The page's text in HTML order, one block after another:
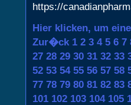
https://
Hier klicken, um
Zur�ck 1 2 3 4 5 6 7
27 28 29 30 31 32 33
52 53 54 55 56 57 58
77 78 79 80 81 82 83
101 102 103 104 105